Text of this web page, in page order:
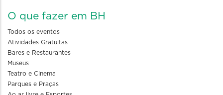
O que fazer em BH
Todos os eventos
Atividades Gratuitas
Bares e Restaurantes
Museus
Teatro e Cinema
Parques e Praças